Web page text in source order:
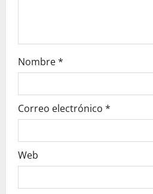
Nombre*
Correo electrónico *
Web